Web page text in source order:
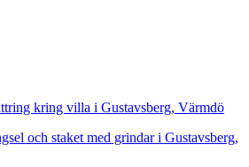
kring villa i Gustavsberg, Värmdö
och staket med grindar i Gustavsberg,